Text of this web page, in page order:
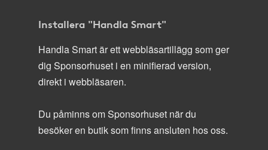
Installera "Handla Smart"
Handla Smart är ett webbläsartillägg som ger
dig Sponsorhuset i en minifierad version,
direkt i webbläsaren.
Du påminns om Sponsorhuset när du
besöker en butik som finns ansluten hos oss.